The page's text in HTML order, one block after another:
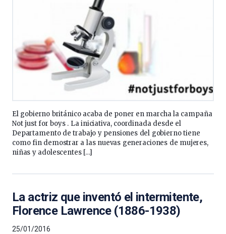
El gobierno británico acaba de poner en marcha la campaña
Not just for boys . La iniciativa, coordinada desde el
Departamento de trabajo y pensiones del gobierno tiene
como fin demostrar a las nuevas generaciones de mujeres,
niñas y adolescentes […]
La actriz que inventó el intermitente,
Florence Lawrence (1886-1938)
25/01/2016